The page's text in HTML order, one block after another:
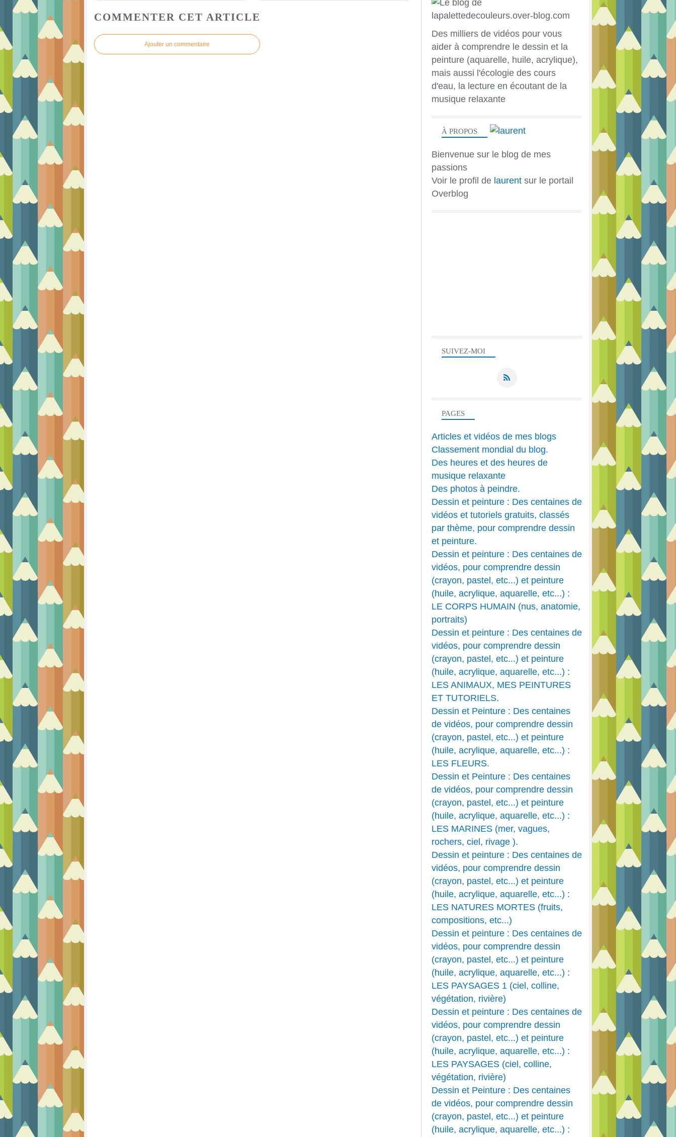
COMMENTER CET ARTICLE
Ajouter un commentaire
SUIVEZ-MOI
Des milliers de vidéos pour vous
aider à comprendre le dessin et la
peinture (aquarelle, huile, acrylique),
mais aussi l'écologie des cours
d'eau, la lecture en écoutant de la
musique relaxante
À PROPOS
Bienvenue sur le blog de mes
passions
Voir le profil de laurent sur le portail
Overblog
PAGES
Articles et vidéos de mes blogs
Classement mondial du blog.
Des heures et des heures de
musique relaxante
Des photos à peindre.
Dessin et peinture : Des centaines de
vidéos et tutoriels gratuits, classés
par thème, pour comprendre dessin
et peinture.
Dessin et peinture : Des centaines de
vidéos, pour comprendre dessin
(crayon, pastel, etc...) et peinture
(huile, acrylique, aquarelle, etc...) :
LE CORPS HUMAIN (nus, anatomie,
portraits)
Dessin et peinture : Des centaines de
vidéos, pour comprendre dessin
(crayon, pastel, etc...) et peinture
(huile, acrylique, aquarelle, etc...) :
LES ANIMAUX, MES PEINTURES
ET TUTORIELS.
Dessin et Peinture : Des centaines
de vidéos, pour comprendre dessin
(crayon, pastel, etc...) et peinture
(huile, acrylique, aquarelle, etc...) :
LES FLEURS.
Dessin et Peinture : Des centaines
de vidéos, pour comprendre dessin
(crayon, pastel, etc...) et peinture
(huile, acrylique, aquarelle, etc...) :
LES MARINES (mer, vagues,
rochers, ciel, rivage ).
Dessin et peinture : Des centaines de
vidéos, pour comprendre dessin
(crayon, pastel, etc...) et peinture
(huile, acrylique, aquarelle, etc...) :
LES NATURES MORTES (fruits,
compositions, etc...)
Dessin et peinture : Des centaines de
vidéos, pour comprendre dessin
(crayon, pastel, etc...) et peinture
(huile, acrylique, aquarelle, etc...) :
LES PAYSAGES 1 (ciel, colline,
végétation, rivière)
Dessin et peinture : Des centaines de
vidéos, pour comprendre dessin
(crayon, pastel, etc...) et peinture
(huile, acrylique, aquarelle, etc...) :
LES PAYSAGES (ciel, colline,
végétation, rivière)
Dessin et Peinture : Des centaines
de vidéos, pour comprendre dessin
(crayon, pastel, etc...) et peinture
(huile, acrylique, aquarelle, etc...) :